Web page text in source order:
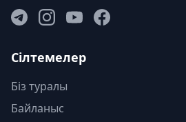
Сілтемелер
Біз туралы
Байланыс